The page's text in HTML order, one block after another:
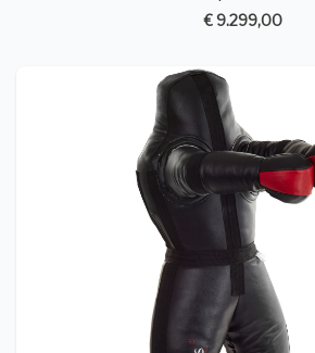
€ 9.299,00